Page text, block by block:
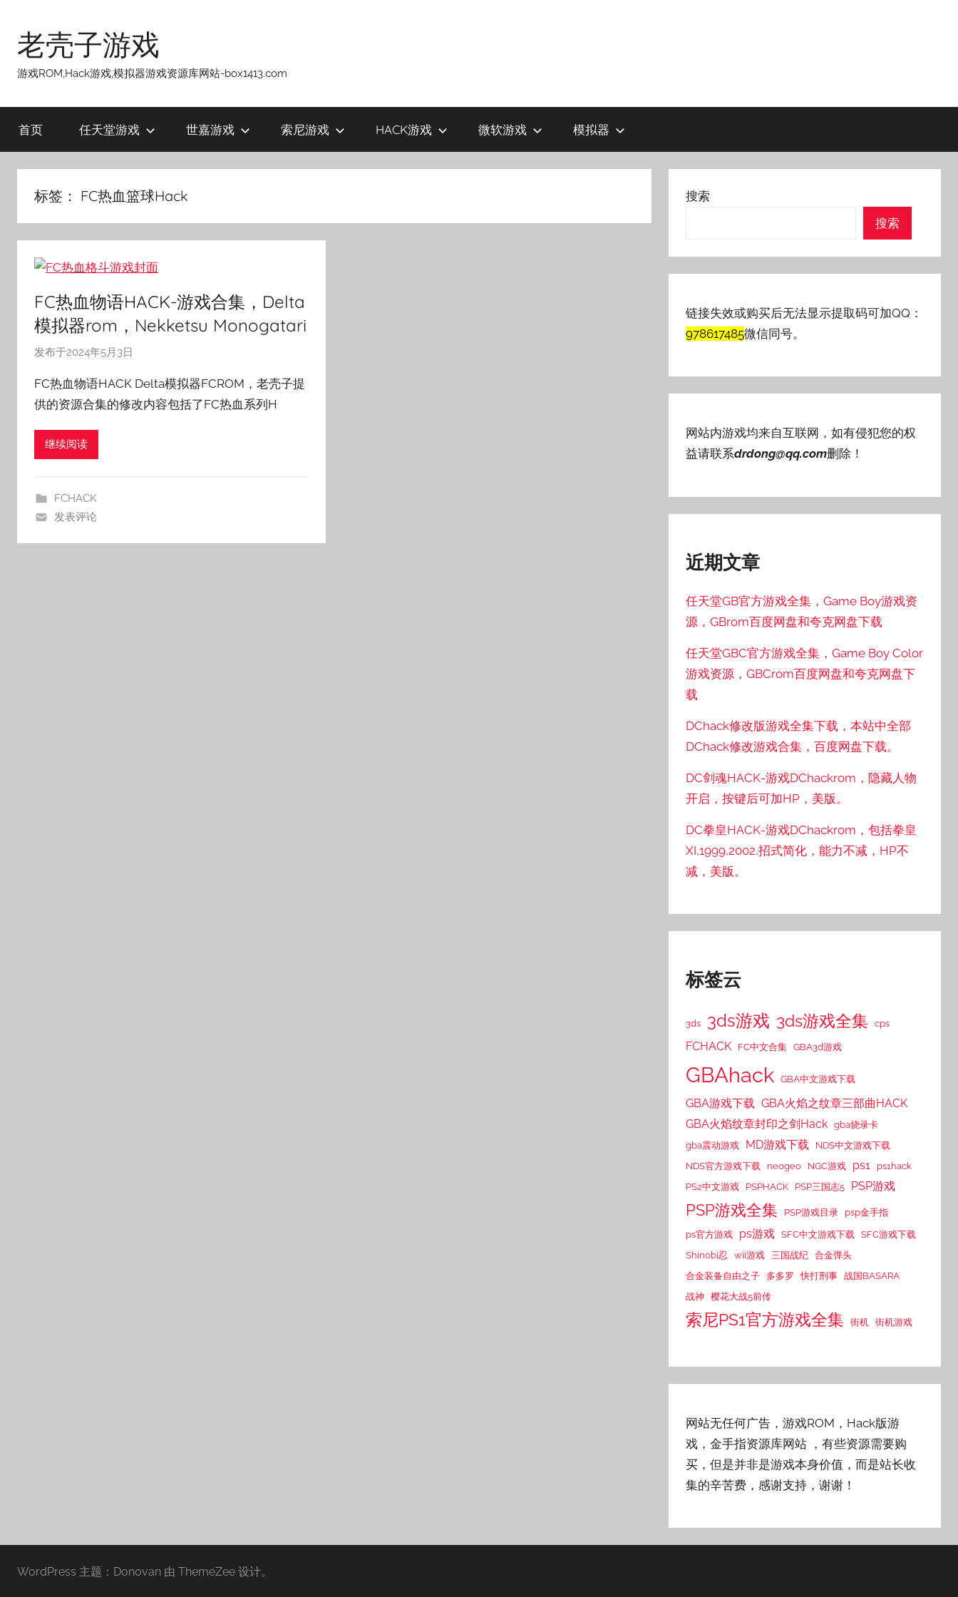
老壳子游戏
游戏ROM,Hack游戏,模拟器游戏资源库网站-box1413.com
首页 任天堂游戏 世嘉游戏 索尼游戏 HACK游戏 微软游戏 模拟器
标签： FC热血篮球Hack
FC热血物语HACK-游戏合集，Delta
模拟器rom，Nekketsu Monogatari
发布于2024年5月3日
老
FC热血物语HACK Delta模拟器FCROM，老壳子提
供的资源合集的修改内容包括了FC热血系列H
继续阅读
FCHACK
发表评论
搜索
搜索
链接失效或购买后无法显示提取码可加QQ：
978617485微信同号。
网站内游戏均来自互联网，如有侵犯您的权
益请联系drdong@qq.com删除！
近期文章
任天堂GB官方游戏全集，Game Boy游戏资
源，GBrom百度网盘和夸克网盘下载
任天堂GBC官方游戏全集，Game Boy Color
游戏资源，GBCrom百度网盘和夸克网盘下
载
DChack修改版游戏全集下载，本站中全部
DChack修改游戏合集，百度网盘下载。
DC剑魂HACK-游戏DChackrom，隐藏人物
开启，按键后可加HP，美版。
DC拳皇HACK-游戏DChackrom，包括拳皇
XI,1999,2002,招式简化，能力不减，HP不
减，美版。
标签云
3ds 3ds游戏 3ds游戏全集 cps
FCHACK FC中文合集 GBA3d游戏
GBAhack GBA中文游戏下载
GBA游戏下载 GBA火焰之纹章三部曲HACK
GBA火焰纹章封印之剑Hack gba烧录卡
gba震动游戏
MD游戏下载
NDS中文游戏下载
NDS官方游戏下载
neogeo NGC游戏 ps1
ps1hack
PS2中文游戏
PSPHACK PSP三国志5 PSP游戏
PSP游戏全集 PSP游戏目录
psp金手指
ps官方游戏
ps游戏 SFC中文游戏下载 SFC游戏下载
Shinobi忍
wii游戏 三国战纪 合金弹头
合金装备自由之子
多多罗 快打刑事 战国BASARA
战神
樱花大战5前传
索尼PS1官方游戏全集 街机 街机游戏
网站无任何广告，游戏ROM，Hack版游
戏，金手指资源库网站 ，有些资源需要购
买，但是并非是游戏本身价值，而是站长收
集的辛苦费，感谢支持，谢谢！
WordPress 主题：Donovan 由 ThemeZee 设计。